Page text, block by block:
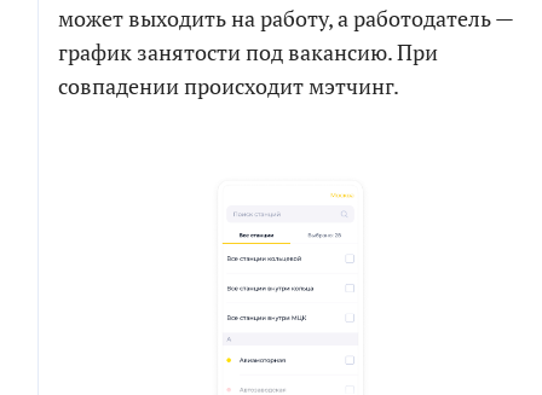
может выходить на работу, а работодатель —
график занятости под вакансию. При
совпадении происходит мэтчинг.